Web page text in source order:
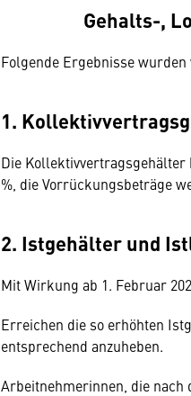
Gehalts-,
Folgende Ergebnisse
1.
Die Kollektivvertragsgehälter
%, die Vorrückungsbeträge
2. Istgehälter und
Mit Wirkung ab 1. Februar
Erreichen die so erhöhten
entsprechend anzuheben.
Arbeitnehmerinnen, die nach